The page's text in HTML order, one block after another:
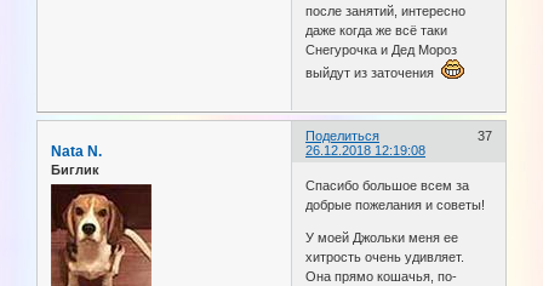
после занятий, интересно
даже когда же всё таки
Снегурочка и Дед Мороз
выйдут из заточения
Поделиться
37
26.12.2018 12:19:08
Nata N.
Биглик
Спасибо большое всем за
добрые пожелания и советы!
У моей Джольки меня ее
хитрость очень удивляет.
Она прямо кошачья, по-